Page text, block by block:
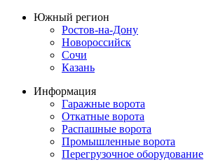
Южный регион
Ростов-на-Дону
Новороссийск
Сочи
Казань
Информация
Гаражные ворота
Откатные ворота
Распашные ворота
Промышленные ворота
Перегрузочное оборудование